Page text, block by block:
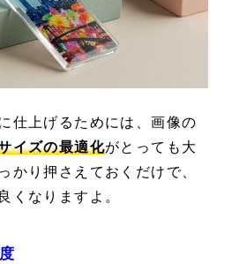
仕上げるためには、画像の
イズの最適化がとっても大
かり押さえておくだけで、
くなりますよ。